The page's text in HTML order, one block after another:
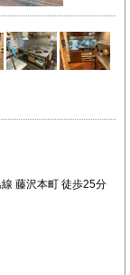
藤沢本町 徒歩25分